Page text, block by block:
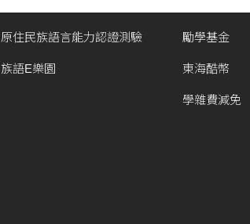
原住民族語言能力認證測驗
族語E樂園
勵學基金
東海酷幣
學雜費減免